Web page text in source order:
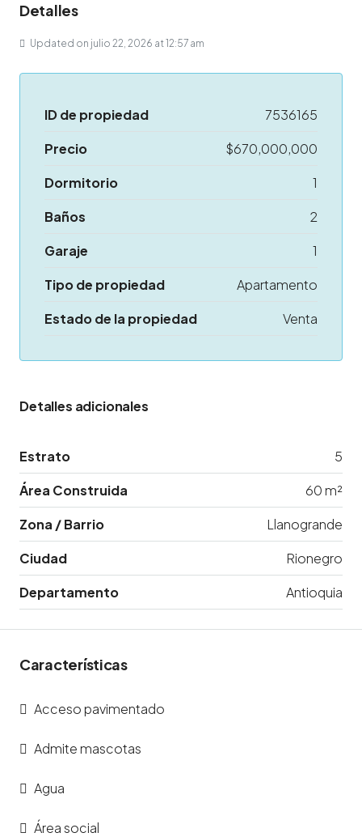
Detalles
Updated on julio 22, 2026 at 12:57 am
ID de propiedad
7536165
Precio
$670,000,000
Dormitorio
1
Baños
2
Garaje
1
Tipo de propiedad
Apartamento
Estado de la propiedad
Venta
Detalles adicionales
Estrato
5
Área Construida
60 m²
Zona / Barrio
Llanogrande
Ciudad
Rionegro
Departamento
Antioquia
Características
Acceso pavimentado
Admite mascotas
Agua
Área social